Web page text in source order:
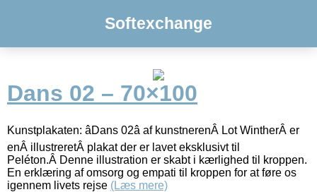
Softexchange
Dans 02 – 70×100
Kunstplakaten: âDans 02â af kunstnerenÂ Lot WintherÂ er
enÂ illustreretÂ plakat der er lavet eksklusivt til
Peléton.Â Denne illustration er skabt i kærlighed til kroppen.
En erklæring af omsorg og empati til kroppen for at føre os
igennem livets rejse (Læs mere)